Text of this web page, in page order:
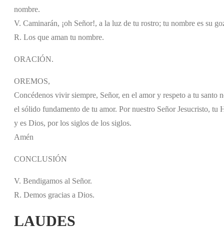
nombre.
V. Caminarán, ¡oh Señor!, a la luz de tu rostro; tu nombre es su
R. Los que aman tu nombre.
ORACIÓN.
OREMOS,
Concédenos vivir siempre, Señor, en el amor y respeto a tu santo
el sólido fundamento de tu amor. Por nuestro Señor Jesucristo,
y es Dios, por los siglos de los siglos.
Amén
CONCLUSIÓN
V. Bendigamos al Señor.
R. Demos gracias a Dios.
LAUDES